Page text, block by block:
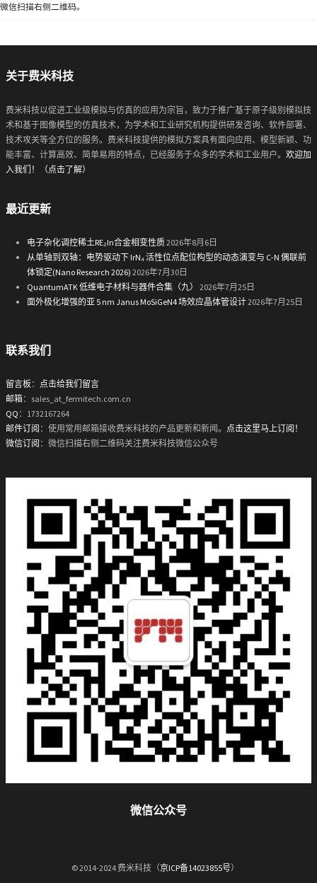
微信扫描右侧二维码。
关于费米科技
费米科技以促进工业级模拟与仿真的应用为宗旨，致力于推广基于原子级别模拟技
术和基于图像模型的仿真技术，为学术和工业研究机构提供研发咨询、软件部署、
技术攻关等全方位的服务。费米科技提供的模拟方案具有面向应用、模型新颖、功
能丰富、计算高效、简单易用的特点，已经服务于众多的学术和工业用户。 欢迎加
入我们！（点击了解）
最近更新
电子杂化调控稀土RE₂In合金相变性质2026年8月6日
从单轴到双轴：电势驱动下 IrN₄ 活性位点配位构型的动态演变与 C-N 偶联前
体锁定(Nano Research 2026) 2026年7月30日
QuantumATK 低维电子材料与器件合集（九）
2026年7月25日
面外极化增强的亚 5 nm Janus MoSiGeN4 场效应晶体管设计2026年7月25日
联系我们
留言板 ： 点击给我们留言
邮箱：sales_at_fermitech.com.cn
QQ ：1732167264
邮件订阅 ：使用常用邮箱接收费米科技的产品更新和新闻。 点击这里马上订阅！
微信订阅 ：微信扫描右侧二维码关注费米科技微信公众号
微信公众号
© 2014-2024 费米科技（京ICP备14023855号）